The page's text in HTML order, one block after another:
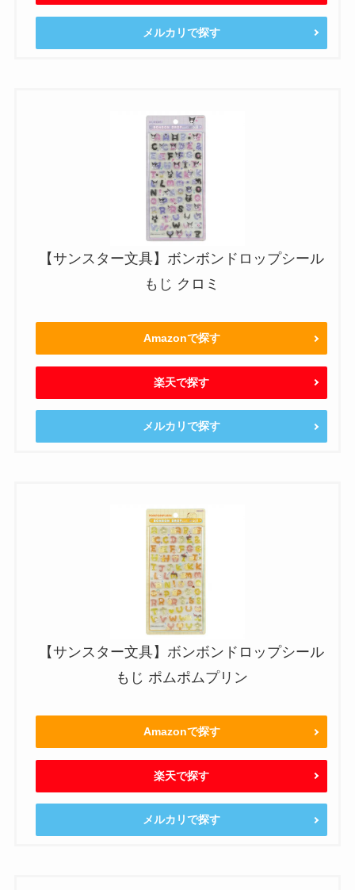
メルカリで探す
【サンスター文具】ボンボンドロップシール
もじ クロミ
Amazonで探す
楽天で探す
メルカリで探す
【サンスター文具】ボンボンドロップシール
もじ ポムポムプリン
Amazonで探す
楽天で探す
メルカリで探す